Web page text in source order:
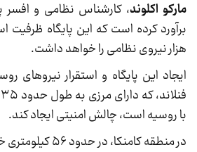
مارکو اکلوند، کارشناس نظامی و افسر
برآورد کرده است که این پایگاه ظرفیت
هزار نیروی نظامی را خواهد داشت.
ایجاد این پایگاه و استقرار نیروهای
با روسیه است، چالش امنیتی ایجاد کند.
در منطقه کامنکا،